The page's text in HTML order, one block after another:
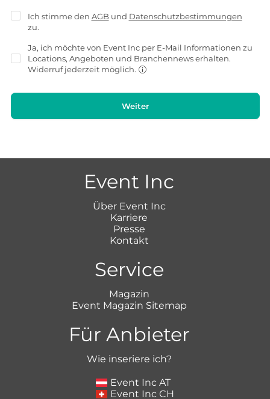
Ich stimme den AGB und Datenschutzbestimmungen
zu.
Ja, ich möchte von Event Inc per E-Mail Informationen zu
Locations, Angeboten und Branchennews erhalten.
Widerruf jederzeit möglich.
Weiter
Event Inc
Über Event Inc
Karriere
Presse
Kontakt
Service
Magazin
Event Magazin Sitemap
Für Anbieter
Wie inseriere ich?
Event Inc AT
Event Inc CH